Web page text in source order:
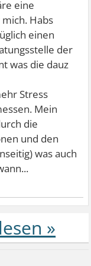
eine
Habs
einen
der
was die dauz
Stress
Mein
die
und den
was auch